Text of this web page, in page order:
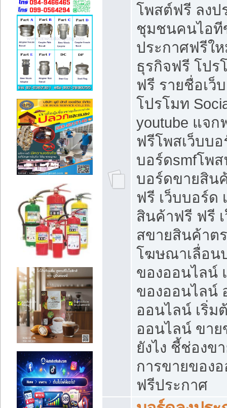
โพสต์ฟรี ลงป
ชุมชนคนไอที
ประกาศฟรีใ
ธุรกิจฟรี โป
ฟรี รายชื่อเว็
โปรโมท
youtube แจก
ฟรีโพสเว็บบอ
บอร์ดsmfโพ
บอร์ดขายสิน
ฟรี เว็บบอร์ด
สินค้าฟรี ฟรี
สขายสินค้าต
โฆษณาเลื่อน
ของออนไลน์
ของออนไลน์
ออนไลน์ เริ่ม
ออนไลน์ ขาย
ยังไง ชี้ช่องข
การขายของ
ฟรีประกาศ